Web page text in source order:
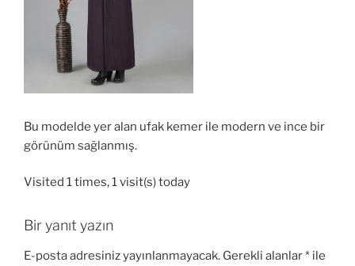
Bu modelde yer alan ufak kemer ile modern ve ince bir
görünüm sağlanmış.
Visited 1 times, 1 visit(s) today
Bir yanıt yazın
E-posta adresiniz yayınlanmayacak. Gerekli alanlar* ile